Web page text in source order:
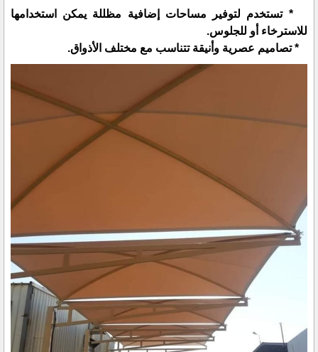
* تستخدم لتوفير مساحات إضافية مظللة يمكن استخدامها
للاسترخاء أو للجلوس.
* تصاميم عصرية وأنيقة تتناسب مع مختلف الأذواق.